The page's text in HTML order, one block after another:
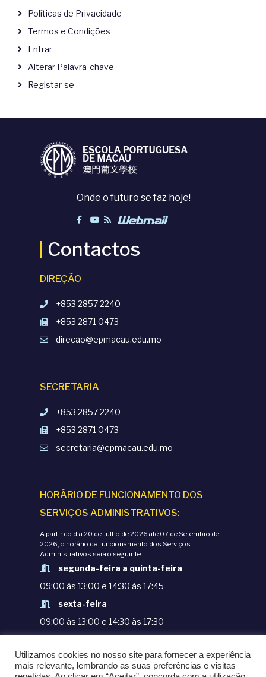
Políticas de Privacidade
Termos e Condições
Entrar
Alterar Palavra-chave
Registar-se
Onde o futuro se faz hoje!
Contactos
DIREÇÃO
+853 2857 2240
+853 2871 0473
direcao@epmacau.edu.mo
SECRETARIA
+853 2857 2240
+853 2871 0473
secretaria@epmacau.edu.mo
HORÁRIO DE FUNCIONAMENTO DOS
SERVIÇOS ADMINISTRATIVOS:
A partir do dia 20 de Julho de 2026 até 07 de Setembro de
2026, o horário de funcionamento dos Serviços
Administrativos será o seguinte:
segunda-feira a quinta-feira
09:00 às 13:00 e 14:30 às 17:45
sexta-feira
09:00 às 13:00 e 14:30 às 17:30
POLÍTICAS DE PRIVACIDADE
Utilizamos cookies no nosso site para fornecer a experiência
mais relevante, lembrando as suas preferências e visitas